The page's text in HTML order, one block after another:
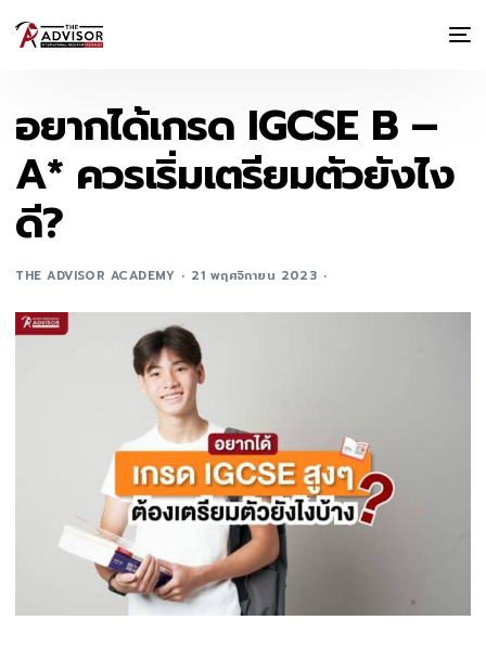
อยากได้เกรด IGCSE B –
A* ควรเริ่มเตรียมตัวยังไง
ดี?
THE ADVISOR ACADEMY 21 พฤศจิกายน 2023